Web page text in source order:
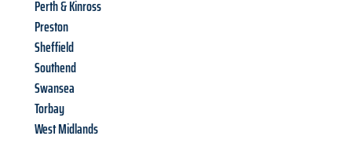
Perth & Kinross
Preston
Sheffield
Southend
Swansea
Torbay
West Midlands